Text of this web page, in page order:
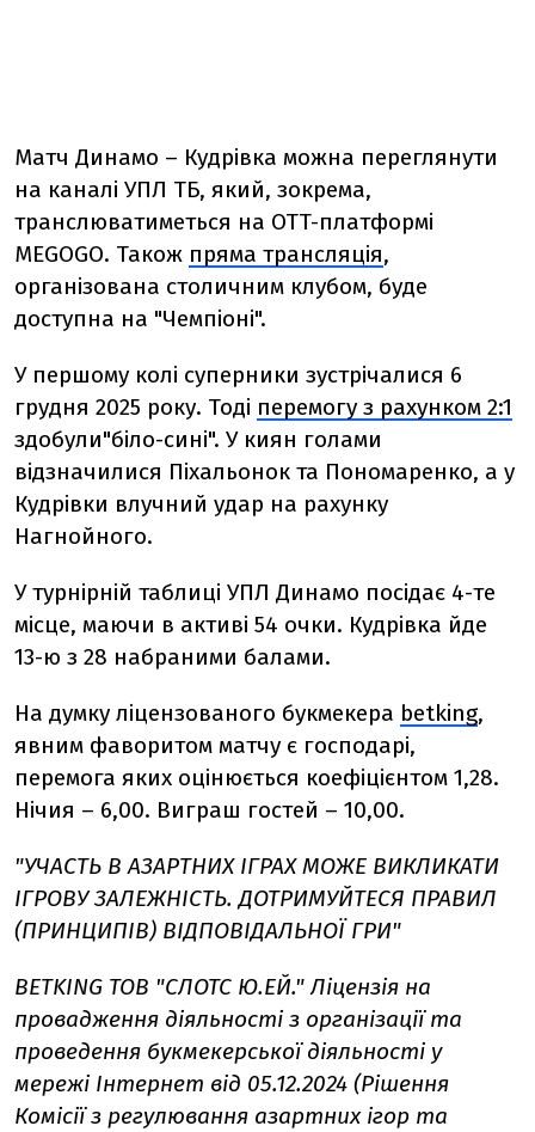
Матч Динамо – Кудрівка можна переглянути
на каналі УПЛ ТБ, який, зокрема,
транслюватиметься на OTT-платформі
MEGOGO. Також пряма трансляція,
організована столичним клубом, буде
доступна на "Чемпіоні".
У першому колі суперники зустрічалися 6
грудня 2025 року. Тоді перемогу з рахунком 2:1
здобули"біло-сині". У киян голами
відзначилися Піхальонок та Пономаренко, а у
Кудрівки влучний удар на рахунку
Нагнойного.
У турнірній таблиці УПЛ Динамо посідає 4-те
місце, маючи в активі 54 очки. Кудрівка йде
13-ю з 28 набраними балами.
На думку ліцензованого букмекера betking,
явним фаворитом матчу є господарі,
перемога яких оцінюється коефіцієнтом 1,28.
Нічия – 6,00. Виграш гостей – 10,00.
"УЧАСТЬ В АЗАРТНИХ ІГРАХ МОЖЕ ВИКЛИКАТИ
ІГРОВУ ЗАЛЕЖНІСТЬ. ДОТРИМУЙТЕСЯ ПРАВИЛ
(ПРИНЦИПІВ) ВІДПОВІДАЛЬНОЇ ГРИ"
BETKING ТОВ "СЛОТС Ю.ЕЙ." Ліцензія на
провадження діяльності з організації та
проведення букмекерської діяльності у
мережі Інтернет від 05.12.2024 (Рішення
Комісії з регулювання азартних ігор та